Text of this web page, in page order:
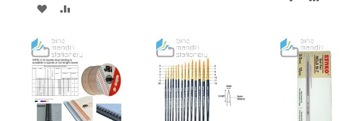
ADD
WISH
LIST
COMPARE
LIST
WISH
LIST